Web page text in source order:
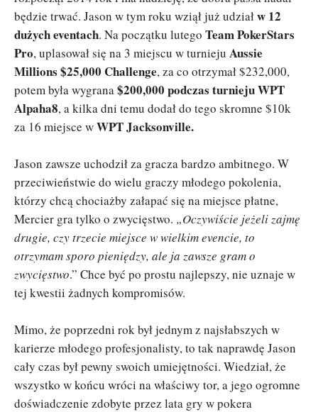
będzie trwać. Jason w tym roku wziął już udziałw 12
dużych eventach. Na początku lutego Team PokerStars
Pro, uplasował się na 3 miejscu w turnieju Aussie
Millions $25,000 Challenge, za co otrzymał $232,000,
potem była wygrana$200,000 podczas turnieju WPT
Alpaha8, a kilka dni temu dodał do tego skromne $10k
za 16 miejsce wWPT Jacksonville.
Jason zawsze uchodził za gracza bardzo ambitnego. W
przeciwieństwie do wielu graczy młodego pokolenia,
którzy chcą chociażby załapać się na miejsce płatne,
Mercier gra tylko o zwycięstwo. „Oczywiście jeżeli zajmę
drugie, czy trzecie miejsce w wielkim evencie, to
otrzymam sporo pieniędzy, ale ja zawsze gram o
zwycięstwo.” Chce być po prostu najlepszy, nie uznaje w
tej kwestii żadnych kompromisów.
Mimo, że poprzedni rok był jednym z najsłabszych w
karierze młodego profesjonalisty, to tak naprawdę Jason
cały czas był pewny swoich umiejętności. Wiedział, że
wszystko w końcu wróci na właściwy tor, a jego ogromne
doświadczenie zdobyte przez lata gry w pokera